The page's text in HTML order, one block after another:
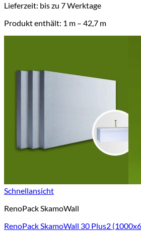
auf.
Die
Optionen
können
Lieferzeit: bis zu 7 Werktage
Produkt enthält: 1 m – 42,7 m
Schnellansicht
RenoPack SkamoWall
RenoPack SkamoWall 30 Plus2